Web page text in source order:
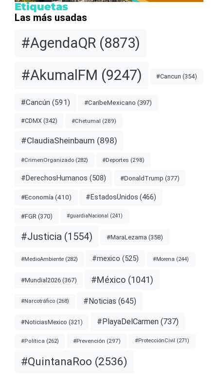
Etiquetas
Las más usadas
#AgendaQR (8873)
#AkumalFM (9247) #Cancun (354)
#Cancún (591) #CaribeMexicano (397)
#CDMX (342) #Chetumal (289)
#ClaudiaSheinbaum (898)
#CrimenOrganizado (282) #Deportes (298)
#DerechosHumanos (508) #DonaldTrump (377)
#Economía (410) #EstadosUnidos (466)
#FGR (370) #guardiaNacional (241)
#Justicia (1554) #MaraLezama (358)
#MedioAmbiente (282) #mexico (525) #Morena (244)
#Mundial2026 (367) #México (1041)
#Narcotráfico (268) #Noticias (645)
#NoticiasMexico (321) #PlayaDelCarmen (737)
#Política (262) #Prevención (297) #ProtecciónCivil (271)
#QuintanaRoo (2536)